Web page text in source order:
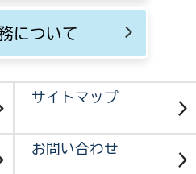
について
サイトマップ
お問い合わせ